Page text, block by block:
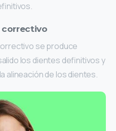
se produce
los dientes definitivos y
alineación de los dientes.